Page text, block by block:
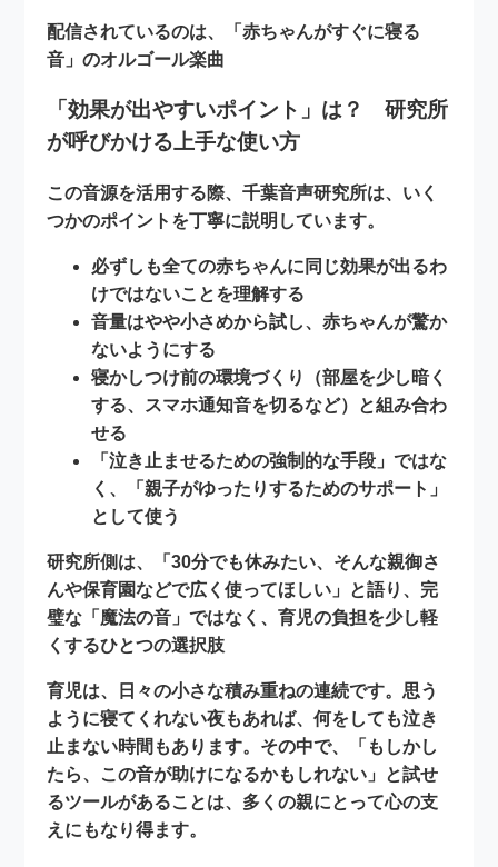
配信されているのは、「赤ちゃんがすぐに寝る
音」のオルゴール楽曲
「効果が出やすいポイント」は？ 研究所
が呼びかける上手な使い方
この音源を活用する際、千葉音声研究所は、いく
つかのポイントを丁寧に説明しています。
必ずしも全ての赤ちゃんに同じ効果が出るわ
けではないことを理解する
音量はやや小さめから試し、赤ちゃんが驚か
ないようにする
寝かしつけ前の環境づくり
（部屋を少し暗く
する、スマホ通知音を切るなど）と組み合わ
せる
「泣き止ませるための強制的な手段」ではな
く、「親子がゆったりするためのサポート」
として使う
研究所側は、「30分でも休みたい、そんな親御さ
んや保育園などで広く使ってほしい」と語り、完
璧な「魔法の音」ではなく、育児の負担を少し軽
くするひとつの選択肢
育児は、日々の小さな積み重ねの連続です。思う
ように寝てくれない夜もあれば、何をしても泣き
止まない時間もあります。その中で、「もしかし
たら、この音が助けになるかもしれない」と試せ
るツールがあることは、多くの親にとって心の支
えにもなり得ます。